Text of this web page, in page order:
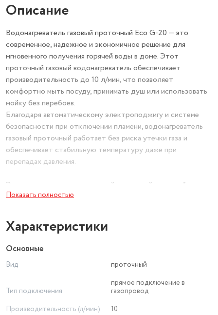
Описание
Водонагреватель газовый проточный Eco G-20 — это
современное, надежное и экономичное решение для
мгновенного получения горячей воды в доме. Этот
проточный газовый водонагреватель обеспечивает
производительность до 10 л/мин, что позволяет
комфортно мыть посуду, принимать душ или использовать
мойку без перебоев.
Благодаря автоматическому электроподжигу и системе
безопасности при отключении пламени, водонагреватель
газовый проточный работает без риска утечки газа и
обеспечивает стабильную температуру даже при
перепадах давления.
Это — водонагреватель газовый настенный, который легко
монтируется на стену, экономя пространство и идеально
Водонагреватель проточный для кухни — незаменимый
помощник для ежедневного использования: горячая вода
появляется мгновенно, без ожидания. Водонагреватель
скорость и практичность. Для тех, кто ищет
водонагреватель проточный в ванную — Eco G-20
обеспечивает стабильный напор и комфортный
Показать полностью
Характеристики
Основные
Вид проточный
Тип подключения
прямое подключение в
газопровод
Производительность (л/мин)
10